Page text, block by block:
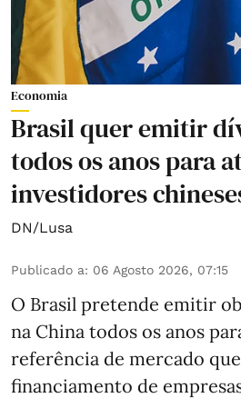
Economia
Brasil quer emitir
todos os anos para
investidores
DN/Lusa
Publicado a: 06 Agosto 2026, 07:15
O Brasil pretende emitir
na China todos os anos
referência de mercado
financiamento de